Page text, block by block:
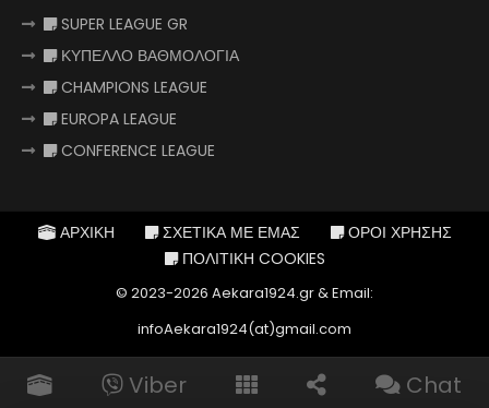
SUPER LEAGUE GR
ΚΥΠΕΛΛΟ ΒΑΘΜΟΛΟΓΙΑ
CHAMPIONS LEAGUE
EUROPA LEAGUE
CONFERENCE LEAGUE
ΑΡΧΙΚΗ ΣΧΕΤΙΚΑ ΜΕ ΕΜΑΣ
ΟΡΟΙ ΧΡΗΣΗΣ
ΠΟΛΙΤΙΚΗ COOKIES
© 2023-2026 Aekara1924.gr & Email:
infoAekara1924(at)gmail.com
Viber Chat